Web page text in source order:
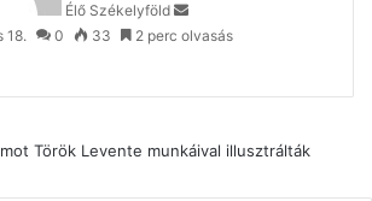
Élő Székelyföld
18. 0 33 2 perc olvasás
Török Levente munkáival illusztrálták